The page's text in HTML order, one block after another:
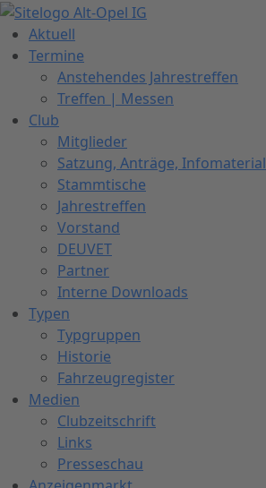
Zum
Inhalt
springen
Aktuell
Termine
Anstehendes Jahrestreffen
Treffen | Messen
Club
Mitglieder
Satzung, Anträge, Infomaterial
Stammtische
Jahrestreffen
Vorstand
DEUVET
Partner
Interne Downloads
Typen
Typgruppen
Historie
Fahrzeugregister
Medien
Clubzeitschrift
Links
Presseschau